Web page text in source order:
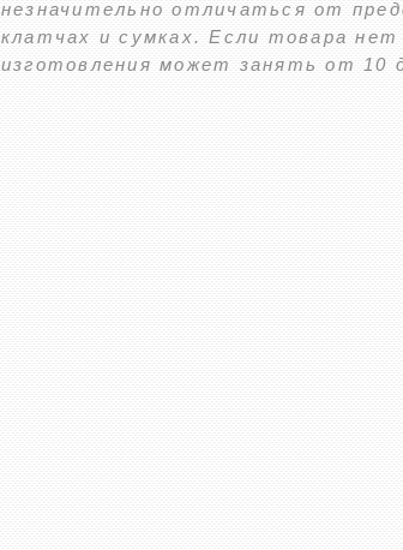
незначительно отличаться от
клатчах и сумках. Если товара нет
изготовления может занять от 10